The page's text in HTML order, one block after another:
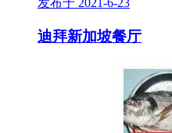
发布于 2021-6-23
迪拜新加坡餐厅